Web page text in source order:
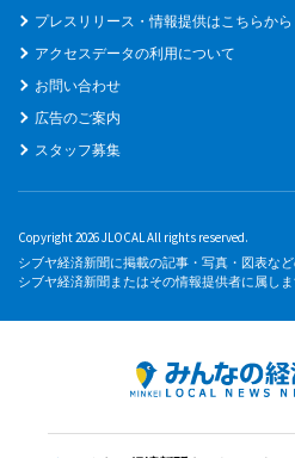
プレスリリース・情報提供はこちらから
アクセスデータの利用について
お問い合わせ
広告のご案内
スタッフ募集
Copyright 2026 JLOCAL All rights reserved.
シブヤ経済新聞に掲載の記事・写真・図表な
シブヤ経済新聞またはその情報提供者に属しま